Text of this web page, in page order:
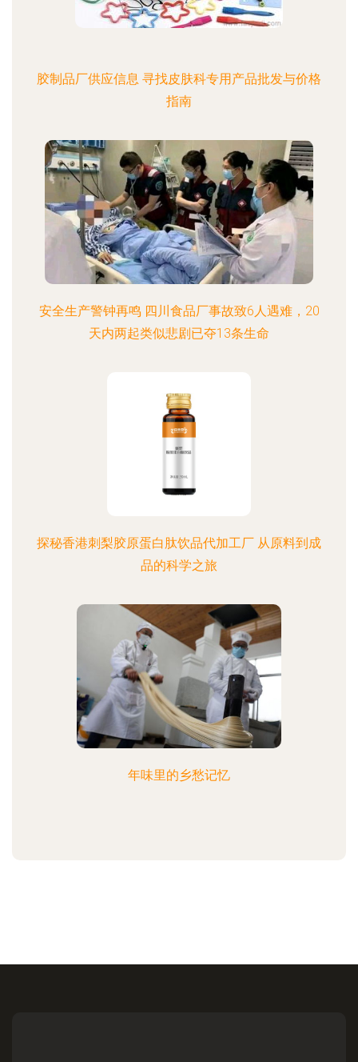
胶制品厂供应信息 寻找皮肤科专用产品批发与价格
指南
安全生产警钟再鸣 四川食品厂事故致6人遇难，20
天内两起类似悲剧已夺13条生命
探秘香港刺梨胶原蛋白肽饮品代加工厂 从原料到成
品的科学之旅
年味里的乡愁记忆